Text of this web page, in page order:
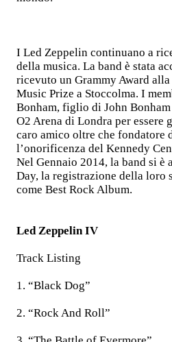
I Led Zeppelin continuano a
della musica. La band è stata
ricevuto un Grammy Award
Music Prize a Stoccolma. I
Bonham, figlio di John
O2 Arena di Londra per
caro amico oltre che fondatore
l’onorificenza del Kennedy
Nel Gennaio 2014, la band si
Day, la registrazione della loro
come Best Rock Album.
Led Zeppelin IV
Track Listing
1. “Black Dog”
2. “Rock And Roll”